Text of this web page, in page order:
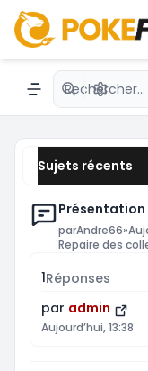
dernières
JCC.émon avec
Navigation menu
Sujets récents
Présentation
parAndre66»
Repaire des
1Réponses
par admin
Aujourd’hui, 13:38